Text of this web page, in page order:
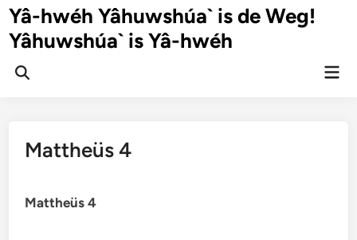
Ga
naar
inhoud
Yâ-hwéh Yâhuwshúa` is de Weg!
Yâhuwshúa` is Yâ-hwéh
Zoeken
Mattheüs 4
Mattheüs 4